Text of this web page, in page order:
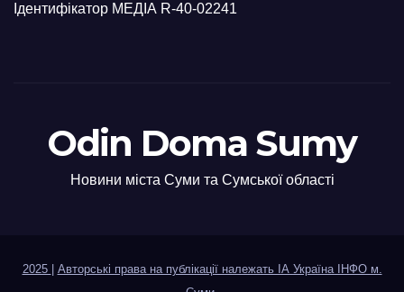
Ідентифікатор МЕДІА R-40-02241
Odin Doma Sumy
Новини міста Суми та Сумської області
2025
Авторські права на публікації належать ІА Україна ІНФО м.